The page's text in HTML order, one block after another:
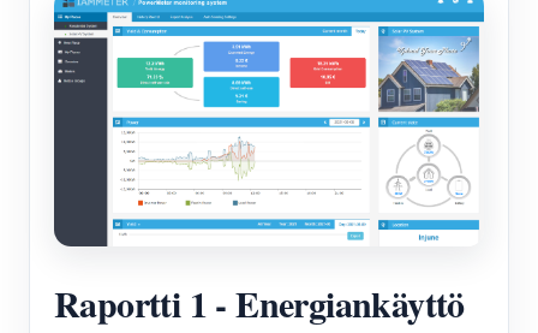
Raportti 1 - Energiankäyttö